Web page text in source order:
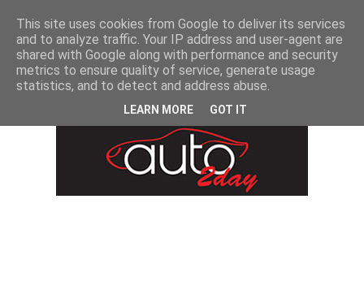
This site uses cookies from Google to deliver its services
and to analyze traffic. Your IP address and user-agent are
shared with Google along with performance and security
metrics to ensure quality of service, generate usage
statistics, and to detect and address abuse.
LEARN MORE GOT IT